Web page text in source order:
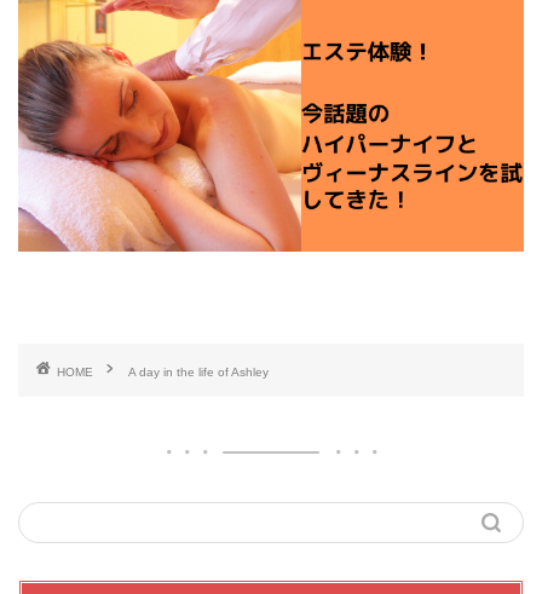
HOME A day in the life of Ashley